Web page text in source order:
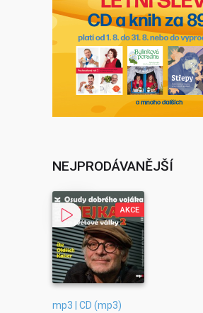
NEJPRODÁVANĚJŠÍ
AKCE
mp3 | CD (mp3)